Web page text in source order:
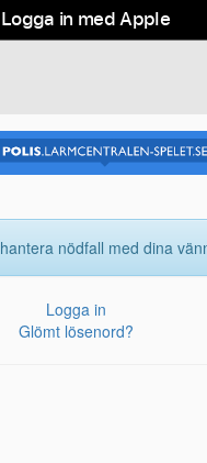
in med Apple
nödfall med dina
Logga in
Glömt lösenord?